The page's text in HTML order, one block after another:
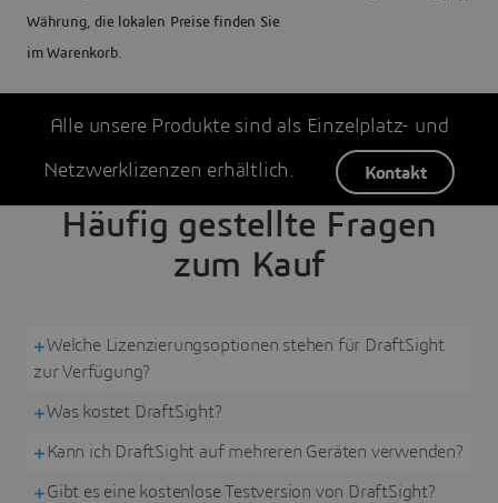
Währung, die lokalen Preise finden Sie
im Warenkorb.
Alle unsere Produkte sind als Einzelplatz- und
Netzwerklizenzen erhältlich. Kontakt
Häufig gestellte Fragen
zum Kauf
Welche Lizenzierungsoptionen stehen für DraftSight
zur Verfügung?
Was kostet DraftSight?
Kann ich DraftSight auf mehreren Geräten verwenden?
Gibt es eine kostenlose Testversion von DraftSight?